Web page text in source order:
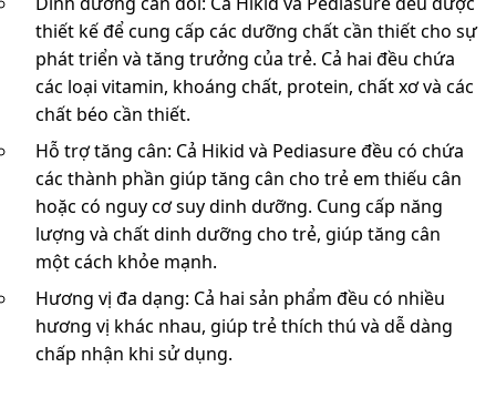
thiết kế để cung cấp các dưỡng chất cần thiết cho sự
phát triển và tăng trưởng của trẻ. Cả hai đều chứa
các loại vitamin, khoáng chất, protein, chất xơ và các
chất béo cần thiết.
Hỗ trợ tăng cân: Cả Hikid và Pediasure đều có chứa
các thành phần giúp tăng cân cho trẻ em thiếu cân
hoặc có nguy cơ suy dinh dưỡng. Cung cấp năng
lượng và chất dinh dưỡng cho trẻ, giúp tăng cân
một cách khỏe mạnh.
Hương vị đa dạng: Cả hai sản phẩm đều có nhiều
hương vị khác nhau, giúp trẻ thích thú và dễ dàng
chấp nhận khi sử dụng.